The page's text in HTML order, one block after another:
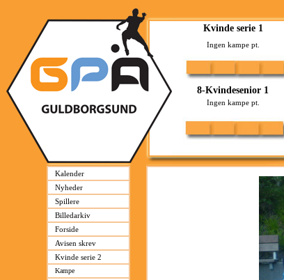
Kalender
Nyheder
Spillere
Billedarkiv
Forside
Avisen skrev
Kvinde serie 2
Kampe